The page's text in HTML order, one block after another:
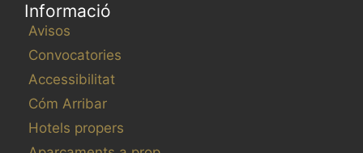
Informació
Avisos
Convocatories
Accessibilitat
Cóm Arribar
Hotels propers